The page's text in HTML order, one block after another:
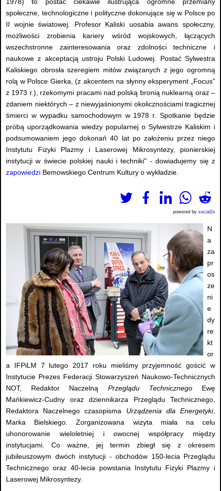
społeczne, technologiczne i polityczne dokonujące się w Polsce po
II wojnie światowej. Profesor Kaliski uosabia awans społeczny,
możliwości zrobienia kariery wśród wojskowych, łączących
wszechstronne zainteresowania oraz zdolności techniczne i
naukowe z akceptacją ustroju Polski Ludowej. Postać Sylwestra
Kaliskiego obrosła szeregiem mitów związanych z jego ogromną
rolą w Polsce Gierka, (z akcentem na słynny eksperyment „Focus”
z 1973 r.), rzekomymi pracami nad polską bronią nuklearną oraz –
zdaniem niektórych – z niewyjaśnionymi okolicznościami tragicznej
śmierci w wypadku samochodowym w 1978 r. Spotkanie będzie
próbą uporządkowania wiedzy popularnej o Sylwestrze Kaliskim i
podsumowaniem jego dokonań 40 lat po założeniu przez niego
Instytutu Fizyki Plazmy i Laserowej Mikrosyntezy, pionierskiej
instytucji w świecie polskiej nauki i techniki" - dowiadujemy się z
zapowiedzi Bemowskiego Centrum Kultury o wykładzie
powered by social2s
N
a
za
pr
os
ze
ni
e
dy
re
kt
or
a IFPiLM 7 lutego 2017 roku mieliśmy przyjemność gościć w
Instytucie Prezes Federacji Stowarzyszeń Naukowo-Technicznych
NOT, Redaktor Naczelną Przeglądu TechnicznegoEwę
Mańkiewicz-Cudny oraz dziennikarza Przeglądu Technicznego,
Redaktora Naczelnego czasopisma Urządzenia dla Energetyki,
Marka Bielskiego. Zorganizowana wizyta miała na celu
uhonorowanie wieloletniej i owocnej współpracy między
instytucjami. Co ważne, jej termin zbiegł się z okresem
jubileuszowym dwóch instytucji - obchodów 150-lecia Przeglądu
Technicznego oraz 40-lecia powstania Instytutu Fizyki Plazmy i
Laserowej Mikrosyntezy.